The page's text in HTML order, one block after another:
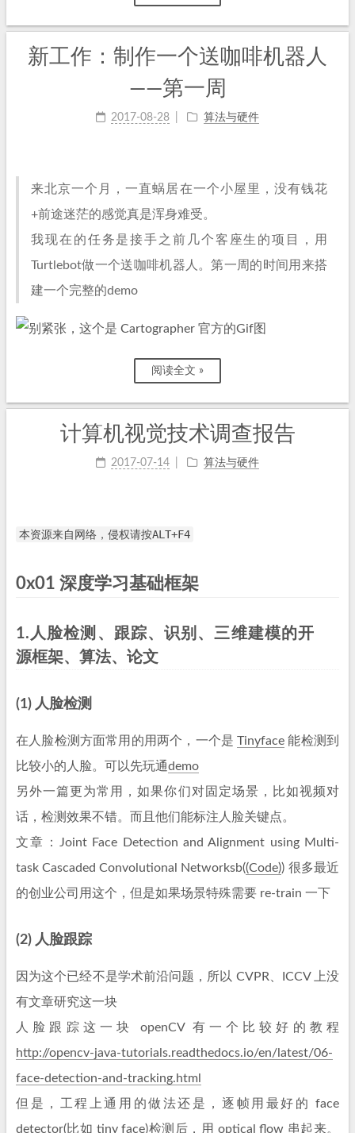
新工作：制作一个送咖啡机器人
——第一周
2017-08-28 算法与硬件
来北京一个月，一直蜗居在一个小屋里，没有钱花
+前途迷茫的感觉真是浑身难受。
我现在的任务是接手之前几个客座生的项目，用
Turtlebot做一个送咖啡机器人。第一周的时间用来搭
建一个完整的demo
阅读全文 »
计算机视觉技术调查报告
2017-07-14 算法与硬件
本资源来自网络，侵权请按ALT+F4
0x01 深度学习基础框架
1.人脸检测、跟踪、识别、三维建模的开
源框架、算法、论文
(1) 人脸检测
在人脸检测方面常用的用两个，一个是Tinyface 能检测到
比较小的人脸。可以先玩通demo
另外一篇更为常用，如果你们对固定场景，比如视频对
话，检测效果不错。而且他们能标注人脸关键点。
文章：Joint Face Detection and Alignment using Multi-
task Cascaded Convolutional Networksb((Code)) 很多最近
的创业公司用这个，但是如果场景特殊需要 re-train 一下
(2) 人脸跟踪
因为这个已经不是学术前沿问题，所以 CVPR、ICCV 上没
有文章研究这一块
人脸跟踪这一块 openCV 有一个比较好的教程
http://opencv-java-tutorials.readthedocs.io/en/latest/06-
face-detection-and-tracking.html
但是，工程上通用的做法还是，逐帧用最好的 face
detector(比如 tiny face)检测后，用 optical flow 串起来。